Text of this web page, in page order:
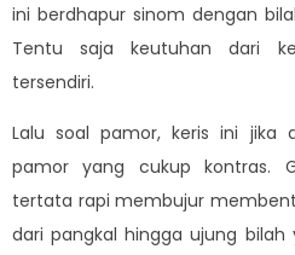
ini berdhapur sinom dengan
Tentu saja keutuhan dari
tersendiri.
Lalu soal pamor, keris ini jika
pamor yang cukup kontras.
tertata rapi membujur
dari pangkal hingga ujung